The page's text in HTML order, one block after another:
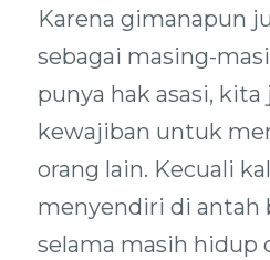
Karena gimanapun
sebagai masing-
punya hak asasi, kita
kewajiban untuk
orang lain. Kecuali
menyendiri di antah
selama masih hidup